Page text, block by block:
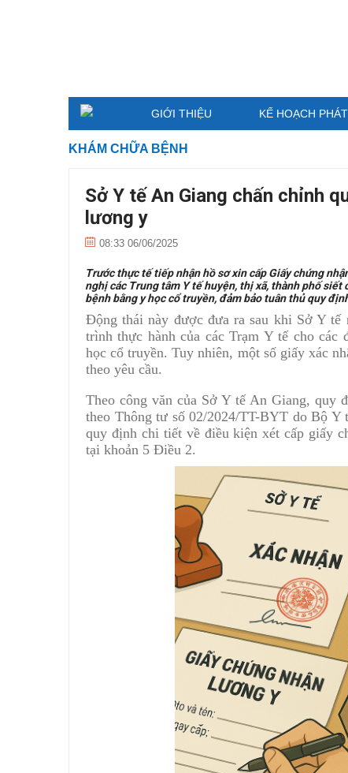
GIỚI THIỆU KẾ HOẠCH
KHÁM CHỮA BỆNH
Sở Y tế An Giang chấn chỉnh
lương y
08:33 06/06/2025
Trước thực tế tiếp nhận hồ sơ xin cấp Giấy chứng
nghị các Trung tâm Y tế huyện, thị xã, thành phố
bệnh bằng y học cổ truyền, đảm bảo tuân thủ quy
Động thái này được đưa ra sau khi Sở Y tế
trình thực hành của các Trạm Y tế cho các
học cổ truyền. Tuy nhiên, một số giấy xác
theo yêu cầu.
Theo công văn của Sở Y tế An Giang, quy
theo Thông tư số 02/2024/TT-BYT do Bộ Y
quy định chi tiết về điều kiện xét cấp giấy
tại khoản 5 Điều 2.